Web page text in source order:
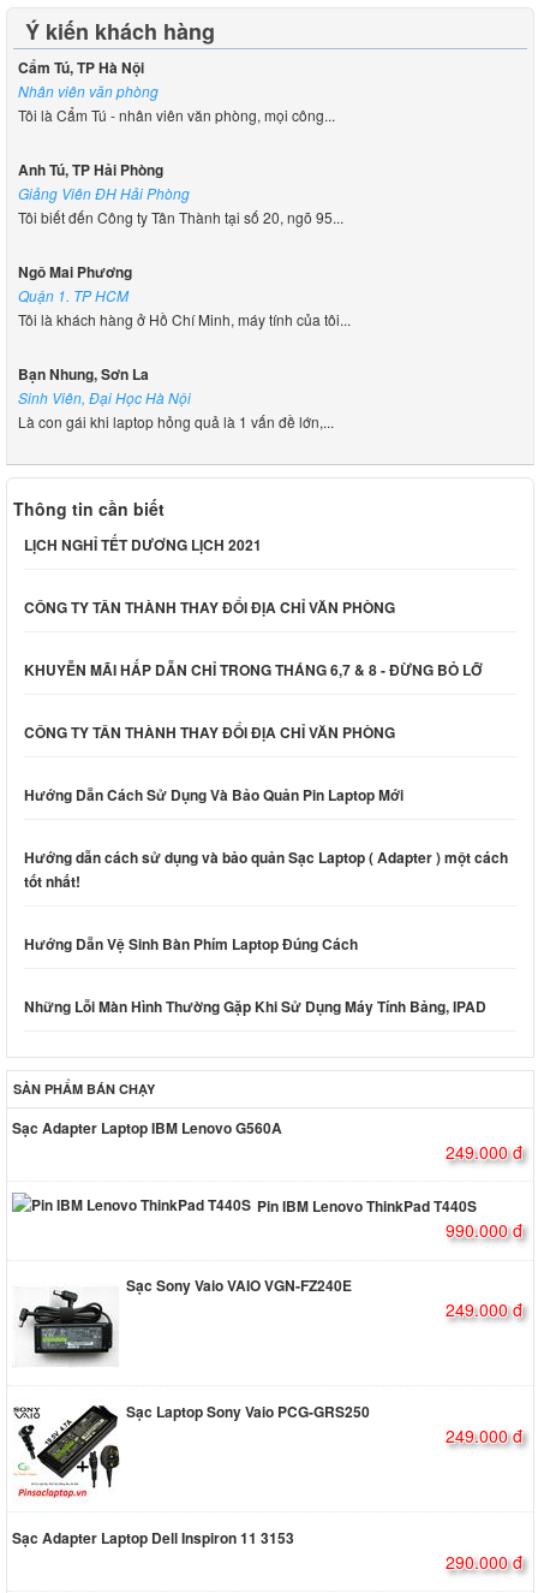
Ý kiến khách hàng
Cẩm Tú, TP Hà Nội
Nhân viên văn phòng
Tôi là Cẩm Tú - nhân viên văn phòng, mọi công...
Anh Tú, TP Hải Phòng
Giảng Viên ĐH Hải Phòng
Tôi biết đến Công ty Tân Thành tại số 20, ngõ 95...
Ngô Mai Phương
Quận 1. TP HCM
Tôi là khách hàng ở Hồ Chí Minh, máy tính của tôi...
Bạn Nhung, Sơn La
Sinh Viên, Đại Học Hà Nội
Là con gái khi laptop hỏng quả là 1 vấn đề lớn,...
Thông tin cần biết
LỊCH NGHỈ TẾT DƯƠNG LỊCH 2021
CÔNG TY TÂN THÀNH THAY ĐỔI ĐỊA CHỈ VĂN PHÒNG
KHUYỄN MÃI HẤP DẪN CHỈ TRONG THÁNG 6,7 & 8 - ĐỪNG BỎ LỠ
CÔNG TY TÂN THÀNH THAY ĐỔI ĐỊA CHỈ VĂN PHÒNG
Hướng Dẫn Cách Sử Dụng Và Bảo Quản Pin Laptop Mới
Hướng dẫn cách sử dụng và bảo quản Sạc Laptop ( Adapter ) một cách
tốt nhất!
Hướng Dẫn Vệ Sinh Bàn Phím Laptop Đúng Cách
Những Lỗi Màn Hình Thường Gặp Khi Sử Dụng Máy Tính Bảng, IPAD
SẢN PHẨM BÁN CHẠY
Sạc Adapter Laptop IBM Lenovo G560A
249.000 đ
Pin IBM Lenovo ThinkPad T440S
990.000 đ
Sạc Sony Vaio VAIO VGN-FZ240E
249.000 đ
Sạc Laptop Sony Vaio PCG-GRS250
249.000 đ
Sạc Adapter Laptop Dell Inspiron 11 3153
290.000 đ